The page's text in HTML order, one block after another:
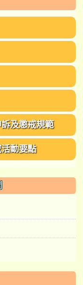
及懲戒規範
動要點